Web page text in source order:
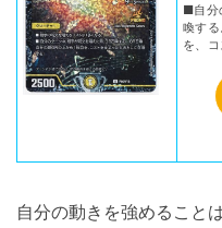
■自分
喚す
を、
自分の動きを強めること